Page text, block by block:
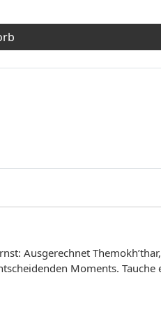
Ausgerechnet
Moments. Tauche